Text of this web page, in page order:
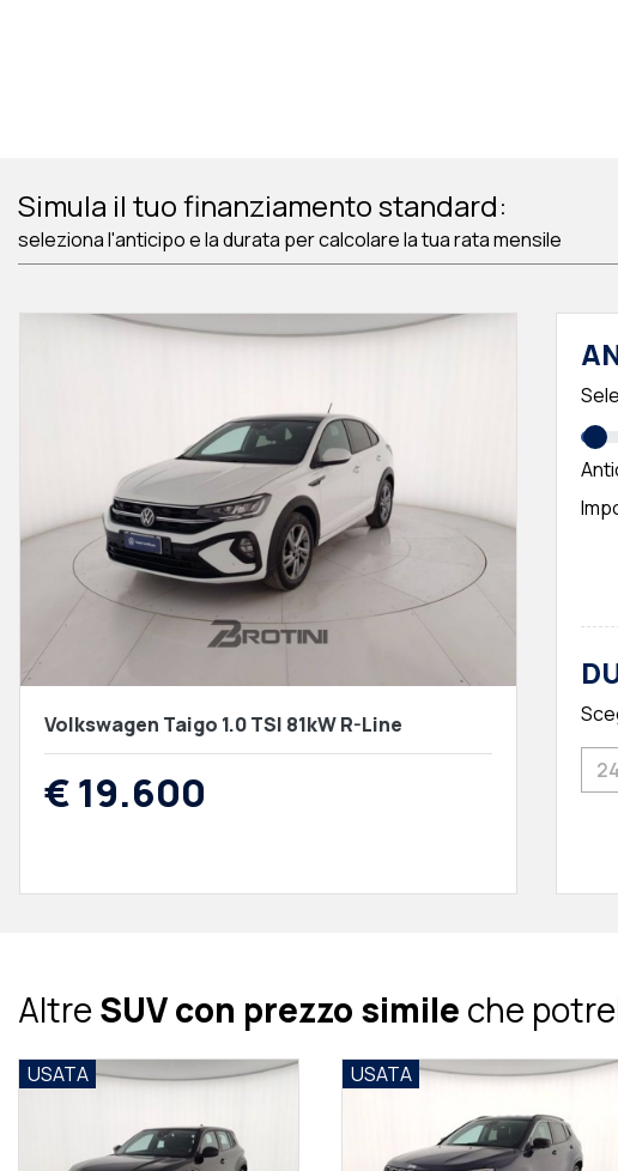
Simula il tuo finanziamento standard:
seleziona l'anticipo e la durata per calcolare la tua rata mensile
Volkswagen Taigo 1.0 TSI 81kW R-Line
€ 19.600 24
AltreSUV con prezzo simile che
USATA USATA